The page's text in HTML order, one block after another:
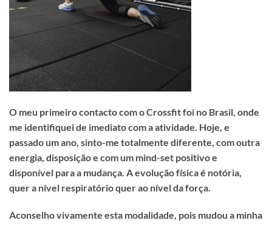
O meu primeiro contacto com o Crossfit foi no Brasil, onde
me identifiquei de imediato com a atividade. Hoje, e
passado um ano, sinto-me totalmente diferente, com outra
energia, disposição e com um mind-set positivo e
disponível para a mudança. A evolução física é notória,
quer a nível respiratório quer ao nível da força.
Aconselho vivamente esta modalidade, pois mudou a minha